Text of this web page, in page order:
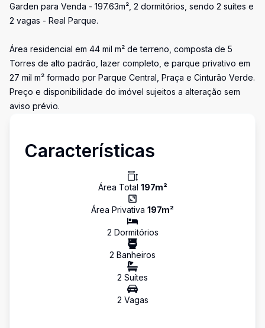
Garden para Venda - 197.63m², 2 dormitórios, sendo 2 suítes e
2 vagas - Real Parque.
Área residencial em 44 mil m² de terreno, composta de 5
Torres de alto padrão, lazer completo, e parque privativo em
27 mil m² formado por Parque Central, Praça e Cinturão Verde.
Preço e disponibilidade do imóvel sujeitos a alteração sem
aviso prévio.
Características
Área Total 197m²
Área Privativa 197m²
2 Dormitórios
2 Banheiros
2 Suítes
2 Vagas